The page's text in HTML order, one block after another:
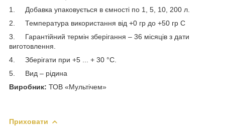
1. Добавка упаковується в ємності по 1, 5, 10, 200 л.
2. Температура використання від +0 гр до +50 гр С
3. Гарантійний термін зберігання – 36 місяців з дати
виготовлення.
4. Зберігати при +5 ... + 30 °С.
5. Вид – рідина
Виробник: ТОВ «Мультічем»
Приховати